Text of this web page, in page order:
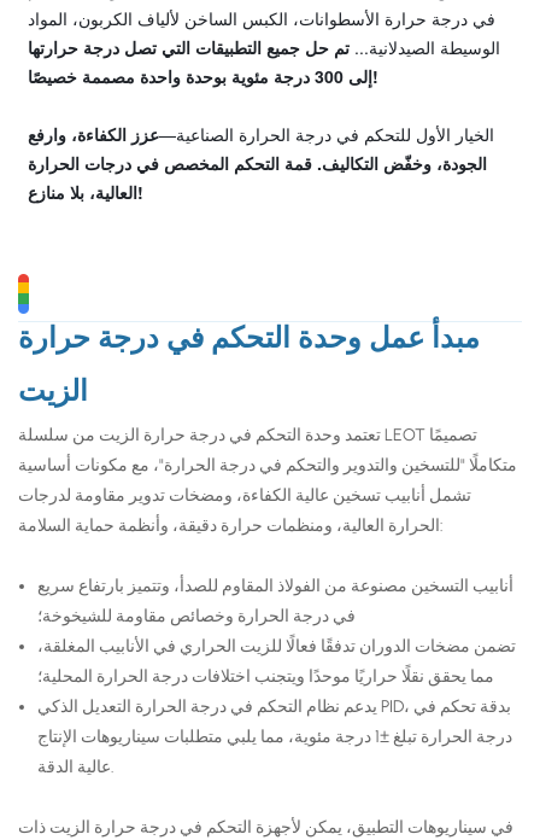
في درجة حرارة الأسطوانات، الكبس الساخن لألياف الكربون، المواد
الوسيطة الصيدلانية... تم حل جميع التطبيقات التي تصل درجة حرارتها
إلى 300 درجة مئوية بوحدة واحدة مصممة خصيصًا!
الخيار الأول للتحكم في درجة الحرارة الصناعية—عزز الكفاءة، وارفع
الجودة، وخفّض التكاليف. قمة التحكم المخصص في درجات الحرارة
العالية، بلا منازع!
مبدأ عمل وحدة التحكم في درجة حرارة
الزيت
تعتمد وحدة التحكم في درجة حرارة الزيت من سلسلة LEOT تصميمًا
متكاملًا "للتسخين والتدوير والتحكم في درجة الحرارة"، مع مكونات أساسية
تشمل أنابيب تسخين عالية الكفاءة، ومضخات تدوير مقاومة لدرجات
الحرارة العالية، ومنظمات حرارة دقيقة، وأنظمة حماية السلامة:
أنابيب التسخين مصنوعة من الفولاذ المقاوم للصدأ، وتتميز بارتفاع سريع
في درجة الحرارة وخصائص مقاومة للشيخوخة؛
تضمن مضخات الدوران تدفقًا فعالًا للزيت الحراري في الأنابيب المغلقة،
مما يحقق نقلًا حراريًا موحدًا ويتجنب اختلافات درجة الحرارة المحلية؛
يدعم نظام التحكم في درجة الحرارة التعديل الذكي PID، بدقة تحكم في
درجة الحرارة تبلغ ±1 درجة مئوية، مما يلبي متطلبات سيناريوهات الإنتاج
عالية الدقة.
في سيناريوهات التطبيق، يمكن لأجهزة التحكم في درجة حرارة الزيت ذات